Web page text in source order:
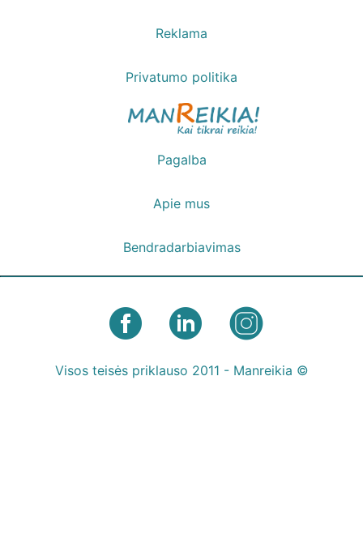
Reklama
Privatumo politika
Pagalba
Apie mus
Bendradarbiavimas
Visos teisės priklauso 2011 - Manreikia ©